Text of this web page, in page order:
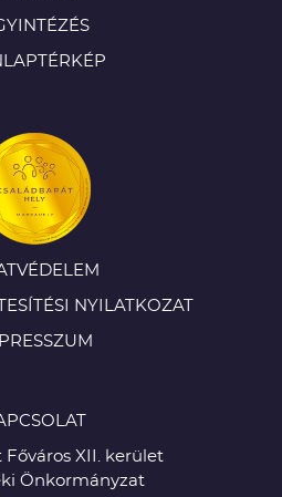
NYILATKOZAT
XII. kerület
Önkormányzat